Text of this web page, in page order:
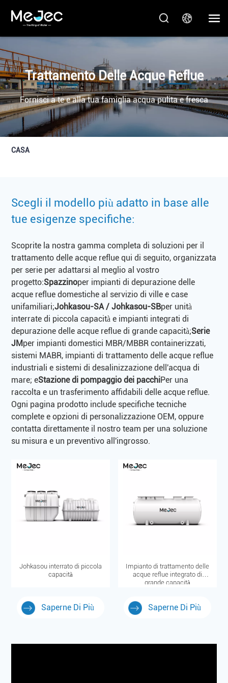
Trattamento Delle Acque Reflue
Fornisci a te e alla tua famiglia acqua pulita e fresca
CASA
Scegli il modello più adatto in base alle
tue esigenze specifiche:
Scoprite la nostra gamma completa di soluzioni per il
trattamento delle acque reflue qui di seguito, organizzata
per serie per adattarsi al meglio al vostro
progetto:Spazzinoper impianti di depurazione delle
acque reflue domestiche al servizio di ville e case
unifamiliari;Johkasou-SA / Johkasou-SBper unità
interrate di piccola capacità e impianti integrati di
depurazione delle acque reflue di grande capacità;Serie
JMper impianti domestici MBR/MBBR containerizzati,
sistemi MABR, impianti di trattamento delle acque reflue
industriali e sistemi di desalinizzazione dell'acqua di
mare; eStazione di pompaggio dei pacchiPer una
raccolta e un trasferimento affidabili delle acque reflue.
Ogni pagina prodotto include specifiche tecniche
complete e opzioni di personalizzazione OEM, oppure
contatta direttamente il nostro team per una soluzione
su misura e un preventivo all'ingrosso.
Johkasou interrato di piccola
capacità
Saperne Di Più
Impianto di trattamento delle
acque reflue integrato di
grande capacità
Saperne Di Più